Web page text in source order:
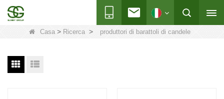
Casa> Ricerca> produttori di barattoli di candele